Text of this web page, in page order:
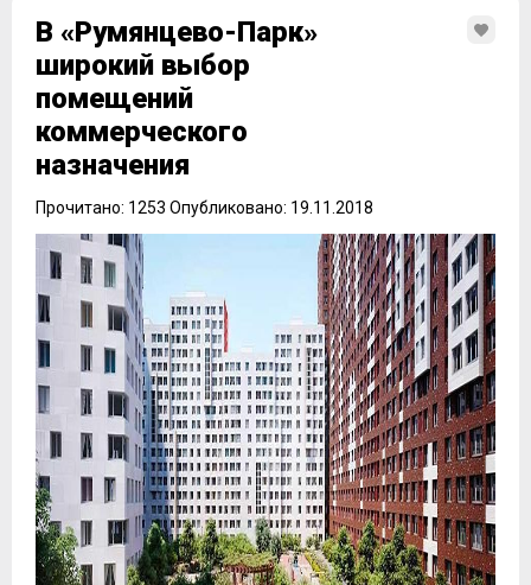
В «Румянцево-Парк»
широкий выбор
помещений
коммерческого
назначения
Прочитано: 1253 Опубликовано: 19.11.2018